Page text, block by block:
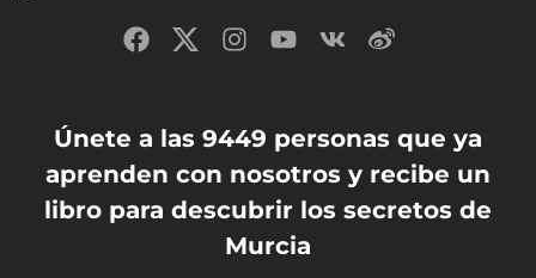
Únete a las 9449 personas que ya
aprenden con nosotros y recibe un
libro para descubrir los secretos de
Murcia